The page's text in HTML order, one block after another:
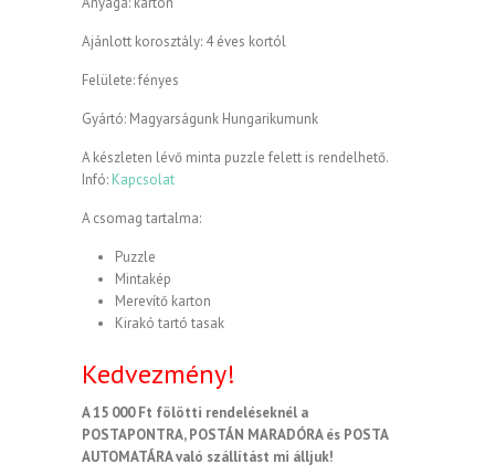
Ajánlott korosztály: 4 éves kortól
Felülete: fényes
Gyártó: Magyarságunk Hungarikumunk
A készleten lévő minta puzzle felett is rendelhető.
Infó: Kapcsolat
A csomag tartalma:
Puzzle
Mintakép
Merevítő karton
Kirakó tartó tasak
Kedvezmény!
A 15 000 Ft fölötti rendeléseknél a
POSTAPONTRA, POSTÁN MARADÓRA és POSTA
AUTOMATÁRA való szállítást mi álljuk!